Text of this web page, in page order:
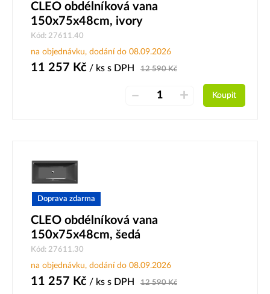
CLEO obdélníková vana
150x75x48cm, ivory
Kód: 27611.40
na objednávku, dodání do 08.09.2026
11 257 Kč / ks s DPH 12 590Kč
– + Koupit
Doprava zdarma
CLEO obdélníková vana
150x75x48cm, šedá
Kód: 27611.30
na objednávku, dodání do 08.09.2026
11 257 Kč / ks s DPH 12 590Kč